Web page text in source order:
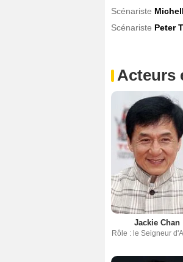
Scénariste
Scénariste Peter
Acteurs
Jackie Chan
Rôle : le Seigneur